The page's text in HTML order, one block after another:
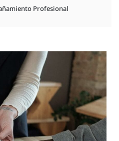
Profesional